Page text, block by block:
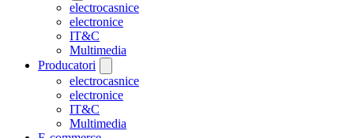
electrocasnice
electronice
IT&C
Multimedia
Producatori
electrocasnice
electronice
IT&C
Multimedia